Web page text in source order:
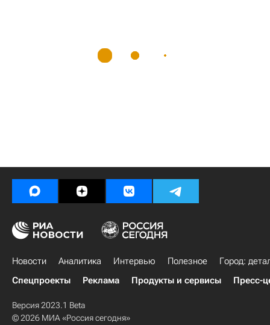
Новости Аналитика Интервью Полезное
Город:
Спецпроекты
Реклама Продукты и сервисы Пресс-
Версия 2023.1 Beta
© 2026 МИА «Россия сегодня»